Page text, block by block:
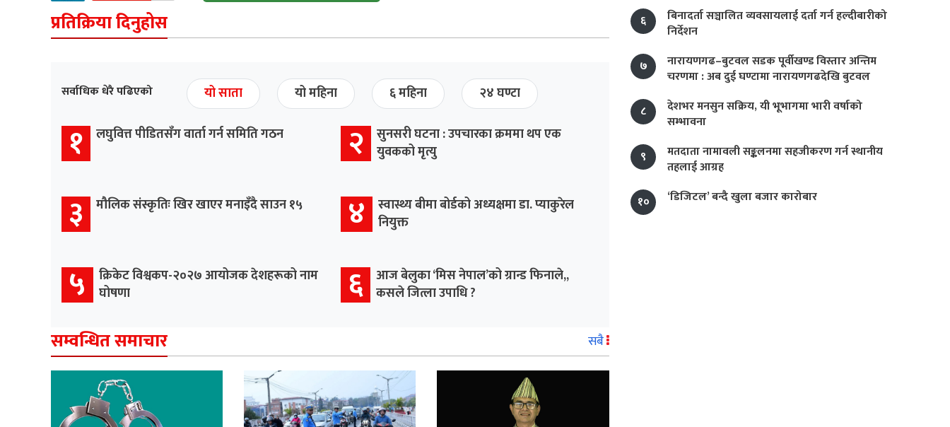
प्रतिक्रिया दिनुहोस
सर्वाधिक धेरै पढिएको यो साता यो महिना ६ महिना २४ घण्टा
१ लघुवित्त पीडितसँग वार्ता गर्न समिति गठन २
सुनसरी घटना : उपचारका क्रममा थप एक
युवकको मृत्यु
३ मौलिक संस्कृतिः खिर खाएर मनाइँदै साउन १५ ४
स्वास्थ्य बीमा बोर्डको अध्यक्षमा डा. प्याकुरेल
नियुक्त
५
क्रिकेट विश्वकप-२०२७ आयोजक देशहरूको नाम
घोषणा
६ आज बेलुका ‘मिस नेपाल’को ग्रान्ड फिनाले,,
कसले जित्ला उपाधि ?
सम्वन्धित समाचार सबै
६
बिनादर्ता सञ्चालित व्यवसायलाई दर्ता गर्न हल्दीबारीको
निर्देशन
७
नारायणगढ–बुटवल सडक पूर्वीखण्ड विस्तार अन्तिम
चरणमा : अब दुई घण्टामा नारायणगढदेखि बुटवल
८
देशभर मनसुन सक्रिय, यी भूभागमा भारी वर्षाको
सम्भावना
९
मतदाता नामावली सङ्कलनमा सहजीकरण गर्न स्थानीय
तहलाई आग्रह
१०
‘डिजिटल’ बन्दै खुला बजार कारोबार